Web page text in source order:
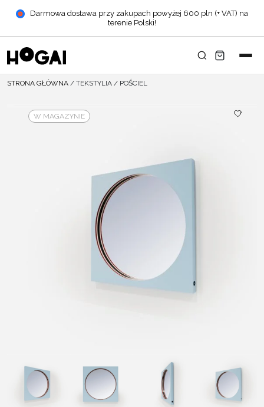
Darmowa dostawa przy zakupach powyżej 600 pln (+ VAT) na
terenie Polski!
STRONA GŁÓWNA / TEKSTYLIA / POŚCIEL
W MAGAZYNIE